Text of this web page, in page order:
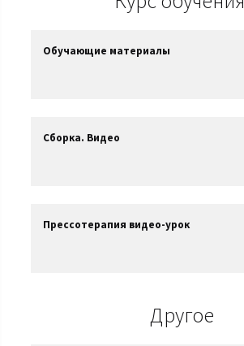
Обучающие материалы
Сборка. Видео
Прессотерапия видео-урок
Другое